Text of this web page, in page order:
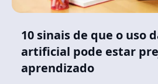
10 sinais de que o uso
artificial pode estar
aprendizado